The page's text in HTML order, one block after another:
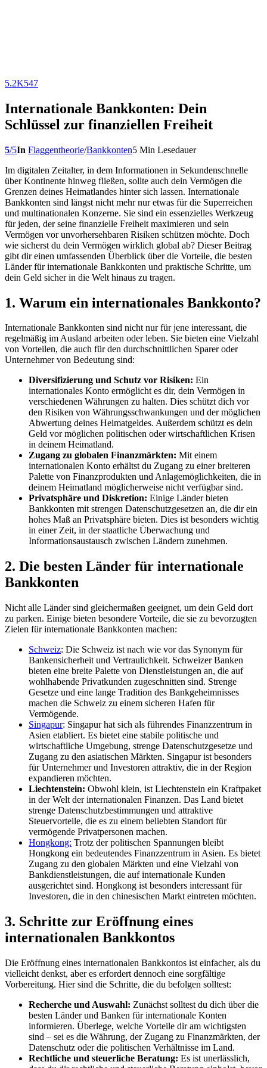
5.2K547
Internationale Bankkonten: Dein
Schlüssel zur finanziellen Freiheit
5/5In Flaggentheorie/Bankkonten5 Min Lesedauer
Im digitalen Zeitalter, in dem Informationen in Sekundenschnelle
über Kontinente hinweg fließen, sollte auch dein Vermögen die
Grenzen deines Heimatlandes hinter sich lassen. Internationale
Bankkonten sind längst nicht mehr nur etwas für die Superreichen
und multinationalen Konzerne. Sie sind ein essenzielles Werkzeug
für jeden, der seine finanzielle Freiheit maximieren und sein
Vermögen vor unvorhersehbaren Risiken schützen möchte. Doch
wie sicherst du dein Vermögen wirklich global ab? Dieser Beitrag
gibt dir einen umfassenden Überblick über die Vorteile, die besten
Länder für internationale Bankkonten und praktische Schritte, um
dein Geld sicher in die Welt hinaus zu tragen.
1. Warum ein internationales Bankkonto?
Internationale Bankkonten sind nicht nur für jene interessant, die
regelmäßig im Ausland arbeiten oder leben. Sie bieten eine Vielzahl
von Vorteilen, die auch für den durchschnittlichen Sparer oder
Unternehmer von Bedeutung sind:
Diversifizierung und Schutz vor Risiken: Ein
internationales Konto ermöglicht es dir, dein Vermögen in
verschiedenen Währungen zu halten. Dies schützt dich vor
den Risiken von Währungsschwankungen und der möglichen
Abwertung deines Heimatgeldes. Außerdem schützt es dein
Geld vor möglichen politischen oder wirtschaftlichen Krisen
in deinem Heimatland.
Zugang zu globalen Finanzmärkten: Mit einem
internationalen Konto erhältst du Zugang zu einer breiteren
Palette von Finanzprodukten und Anlagemöglichkeiten, die in
deinem Heimatland möglicherweise nicht verfügbar sind.
Privatsphäre und Diskretion: Einige Länder bieten
Bankkonten mit strengen Datenschutzgesetzen an, die dir ein
hohes Maß an Privatsphäre bieten. Dies ist besonders wichtig
in einer Zeit, in der staatliche Überwachung und
Informationsaustausch zwischen Ländern zunehmen.
2. Die besten Länder für internationale
Bankkonten
Nicht alle Länder sind gleichermaßen geeignet, um dein Geld dort
zu parken. Einige bieten besondere Vorteile, die sie zu bevorzugten
Zielen für internationale Bankkonten machen:
Schweiz: Die Schweiz ist nach wie vor das Synonym für
Bankensicherheit und Vertraulichkeit. Schweizer Banken
bieten eine breite Palette von Dienstleistungen an, die auf
wohlhabende Privatkunden zugeschnitten sind. Strenge
Gesetze und eine lange Tradition des Bankgeheimnisses
machen die Schweiz zu einem sicheren Hafen für
Vermögende.
Singapur: Singapur hat sich als führendes Finanzzentrum in
Asien etabliert. Es bietet eine stabile politische und
wirtschaftliche Umgebung, strenge Datenschutzgesetze und
Zugang zu den asiatischen Märkten. Singapur ist besonders
für Unternehmer und Investoren attraktiv, die in der Region
expandieren möchten.
Liechtenstein: Obwohl klein, ist Liechtenstein ein Kraftpaket
in der Welt der internationalen Finanzen. Das Land bietet
strenge Datenschutzbestimmungen und attraktive
Steuervorteile, die es zu einem beliebten Standort für
vermögende Privatpersonen machen.
Hongkong: Trotz der politischen Spannungen bleibt
Hongkong ein bedeutendes Finanzzentrum in Asien. Es bietet
Zugang zu den globalen Märkten und eine Vielzahl von
Bankdienstleistungen, die auf internationale Kunden
ausgerichtet sind. Hongkong ist besonders interessant für
Investoren, die in den chinesischen Markt eintreten möchten.
3. Schritte zur Eröffnung eines
internationalen Bankkontos
Die Eröffnung eines internationalen Bankkontos ist einfacher, als du
vielleicht denkst, aber es erfordert dennoch eine sorgfältige
Vorbereitung. Hier sind die Schritte, die du befolgen solltest:
Recherche und Auswahl: Zunächst solltest du dich über die
besten Länder und Banken für internationale Konten
informieren. Überlege, welche Vorteile dir am wichtigsten
sind – sei es die Währung, der Zugang zu Finanzmärkten, der
Datenschutz oder die politischen Verhältnisse im Land.
Rechtliche und steuerliche Beratung: Es ist unerlässlich,